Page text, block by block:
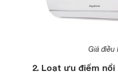
Giá điều
2. Loạt ưu điểm nổi